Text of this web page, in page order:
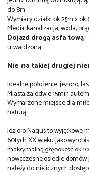
do 8m.
Wymiary działki ok 25m x ok
Media: kanalizacja, woda,
Dojazd drogą asfaltowąi
utwardzoną.
Nie ma takiej drugiej
Idealne położenie: jezioro,
Miasta zaledwie 15min
Wymarzone miejsce dla
naturą.
Jezioro Nagus to wyjątkowe
60tych XX wieku jako
maksymalną głębokość ok
nowoczesne osiedle
należy do nielicznych